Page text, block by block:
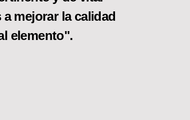
mejorar la calidad
elemento".